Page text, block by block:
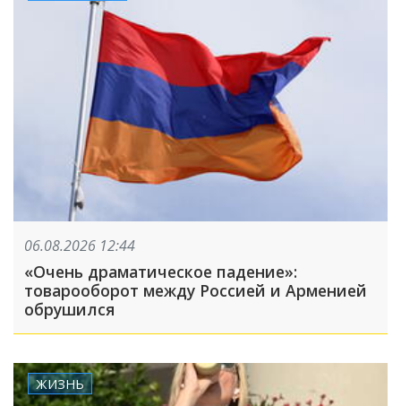
06.08.2026 12:44
«Очень драматическое падение»:
товарооборот между Россией и Арменией
обрушился
ЖИЗНЬ